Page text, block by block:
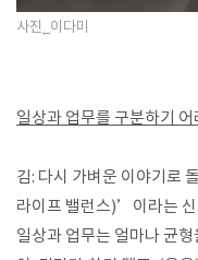
사진_이다미
일상과 업무를 구분하기 어
김: 다시 가벼운 이야기로
라이프 밸런스)’이라는 신
일상과 업무는 얼마나 균